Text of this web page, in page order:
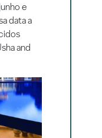
e
data a
and